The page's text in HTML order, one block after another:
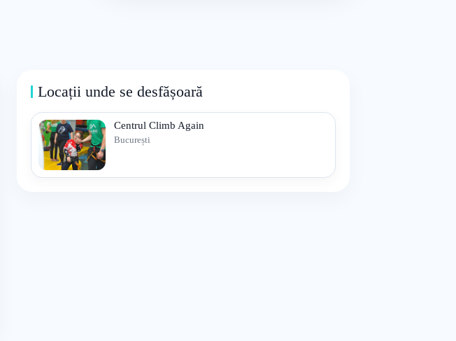
Locații unde se desfășoară
Centrul Climb Again
București